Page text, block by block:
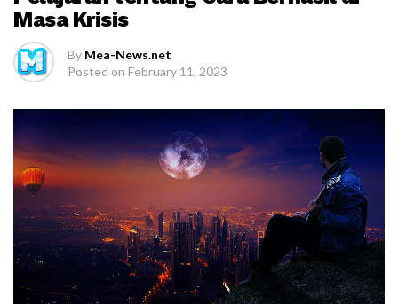
Masa Krisis
By Mea-News.net
Posted on February 11, 2023